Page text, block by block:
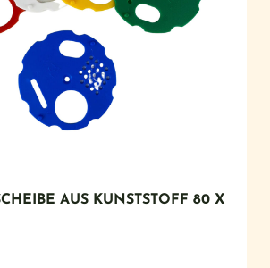
AUS KUNSTSTOFF 80 X